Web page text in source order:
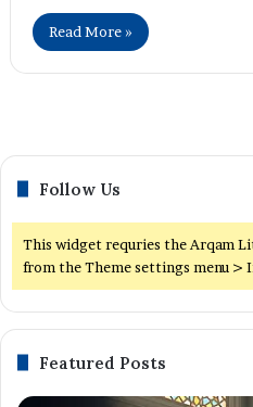
Read More »
Follow Us
This widget requries the Arqam
from the Theme settings menu >
Featured Posts